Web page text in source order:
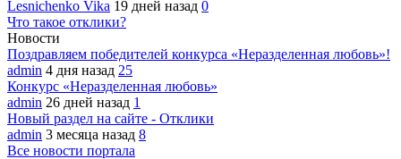
Lesnichenko Vika 19 дней назад 0
Что такое отклики?
Новости
Поздравляем победителей конкурса «Неразделенная любовь»!
admin 4 дня назад 25
Конкурс «Неразделенная любовь»
admin 26 дней назад 1
Новый раздел на сайте - Отклики
admin 3 месяца назад 8
Все новости портала